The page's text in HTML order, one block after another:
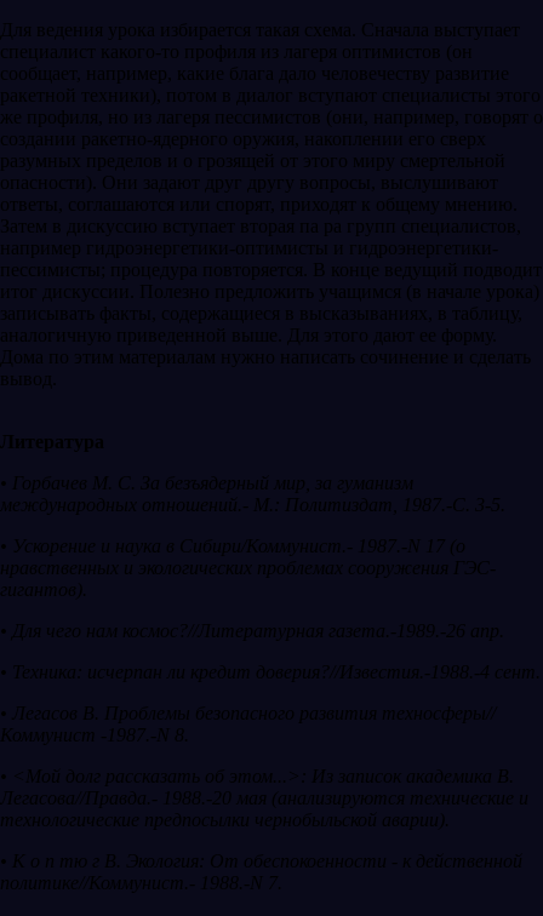
Для ведения урока избирается такая схема. Сначала выступает
специалист какого-то профиля из лагеря оптимистов (он
сообщает, например, какие блага дало человечеству развитие
ракетной техники), потом в диалог вступают специалисты этого
же профиля, но из лагеря пессимистов (они, например, говорят о
создании ракетно-ядерного оружия, накоплении его сверх
разумных пределов и о грозящей от этого миру смертельной
опасности). Они задают друг другу вопросы, выслушивают
ответы, соглашаются или спорят, приходят к общему мнению.
Затем в дискуссию вступает вторая па pa групп специалистов,
например гидроэнергетики-оптимисты и гидроэнергетики-
пессимисты; процедура повторяется. В конце ведущий подводит
итог дискуссии. Полезно предложить учащимся (в начале урока)
записывать факты, содержащиеся в высказываниях, в таблицу,
аналогичную приведенной выше. Для этого дают ее форму.
Дома по этим материалам нужно написать сочинение и сделать
вывод.
Литература
• Горбачев М. С. За безъядерный мир, за гуманизм
международных отношений.- М.: Политиздат, 1987.-С. 3-5.
• Ускорение и наука в Сибири/Коммунист.- 1987.-N 17 (о
нравственных и экологических проблемах сооружения ГЭС-
гигантов).
• Для чего нам космос?//Литературная газета.-1989.-26 апр.
• Техника: исчерпан ли кредит доверия?//Известия.-1988.-4 сент.
• Легасов В. Проблемы безопасного развития техносферы//
Коммунист -1987.-N 8.
• <Мой долг рассказать об этом...>: Из записок академика В.
Легасова//Правда.- 1988.-20 мая (анализируются технические и
технологические предпосылки чернобыльской аварии).
• К о п тю г В. Экология: От обеспокоенности - к действенной
политике//Коммунист.- 1988.-N 7.